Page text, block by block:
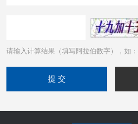
请输入计算结果（填写阿拉伯数字），如